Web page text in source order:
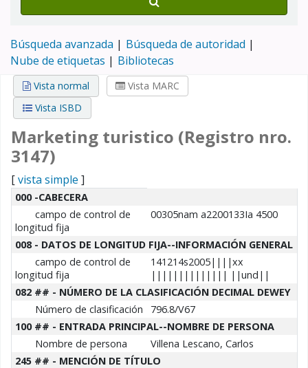
Búsqueda avanzada
Búsqueda de autoridad
Nube de etiquetas
Bibliotecas
Vista normal
Vista MARC
Vista ISBD
Marketing turistico (Registro nro.
3147)
[vista simple ]
Detalles MARC
000 -CABECERA
campo de control de
longitud fija
00305nam a2200133Ia 4500
008 - DATOS DE LONGITUD FIJA--INFORMACIÓN GENERAL
campo de control de
longitud fija
141214s2005||||xx
|||||||||||||| ||und||
082 ## - NÚMERO DE LA CLASIFICACIÓN DECIMAL DEWEY
Número de clasificación
796.8/V67
100 ## - ENTRADA PRINCIPAL--NOMBRE DE PERSONA
Nombre de persona
Villena Lescano, Carlos
245 ## - MENCIÓN DE TÍTULO